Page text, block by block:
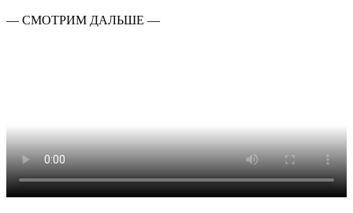
— СМОТРИМ ДАЛЬШЕ —